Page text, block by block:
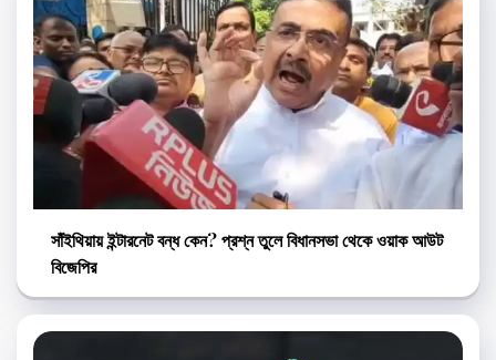
সাঁইথিয়ায় ইন্টারনেট বন্ধ কেন? প্রশ্ন তুলে বিধানসভা থেকে ওয়াক আউট
বিজেপির